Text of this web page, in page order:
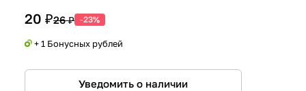
20 ₽26 ₽ -23%
+ 1 Бонусных рублей
Уведомить о наличии